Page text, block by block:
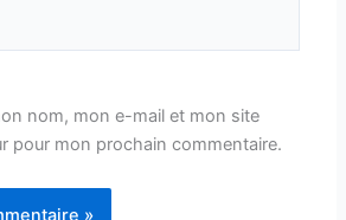
nom, mon e-mail et mon site
pour mon prochain commentaire.